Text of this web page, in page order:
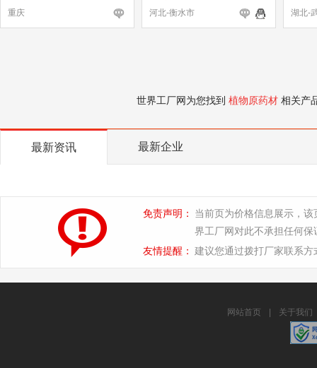
重庆 河北-衡水市 湖北-
世界工厂网为您找到 植物原药材 相关产
最新资讯 最新企业
免责声明：
当前页为价格信息展示，
界工厂网对此不承担任何保
友情提醒： 建议您通过拨打厂家联系
网站首页 关于我们